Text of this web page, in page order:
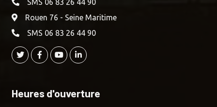
SMS 06 83 26 44 90
Rouen 76 - Seine Maritime
SMS 06 83 26 44 90
Heures d'ouverture